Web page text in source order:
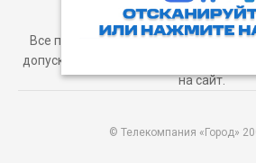
Пользовательское
Все права защищены. Любое
допускается только с согласия
на сайт.
© Телекомпания «Город»